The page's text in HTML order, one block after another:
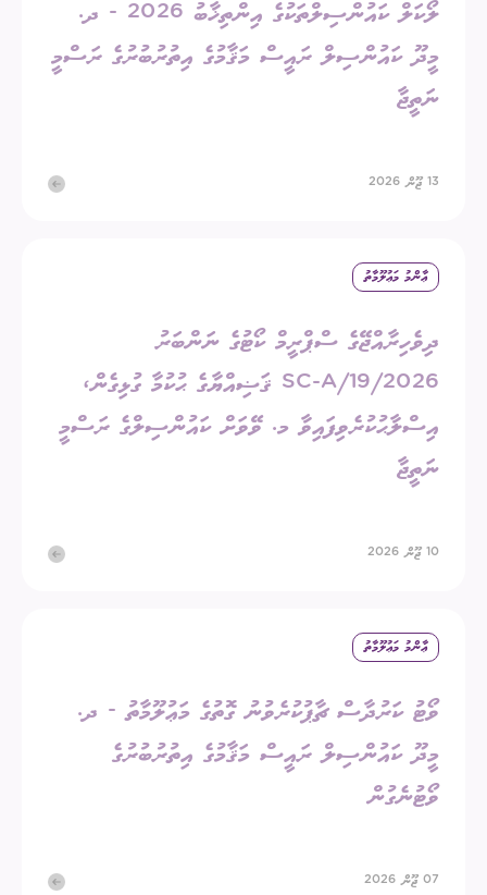
ލޯކަލް ކައުންސިލްތަކުގެ އިންތިޚާބު 2026 - ދ.
މީދޫ ކައުންސިލް ރައީސް މަޤާމުގެ އިތުރުބުރުގެ ރަސްމީ
ނަތީޖާ
13 ޖޫން 2026
ޢާންމު މަޢުލޫމާތު
ދިވެހިރާއްޖޭގެ ސްޕްރީމް ކޯޓުގެ ނަންބަރު
2026/SC-A/19 ޤަޟިއްޔާގެ ޙުކުމާ ގުޅިގެން،
އިސްލާޙުކުރެވިފައިވާ މ. ވޭވަށް ކައުންސިލްގެ ރަސްމީ
ނަތީޖާ
10 ޖޫން 2026
ޢާންމު މަޢުލޫމާތު
ވޯޓު ކަރުދާސް ޗާޕުކުރެވުނު ގޮތުގެ މަޢުލޫމާތު - ދ.
މީދޫ ކައުންސިލް ރައީސް މަޤާމުގެ އިތުރުބުރުގެ
ވޯޓުނެގުން
07 ޖޫން 2026